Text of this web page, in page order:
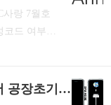
오..
매크로
서식 파일 .
형식으로,
사랑 7월호
코드 여부를
드할 때는
이메일이 [iPhone DFU] 아이폰, 아이튠즈에서 공장초기화 복구 방법